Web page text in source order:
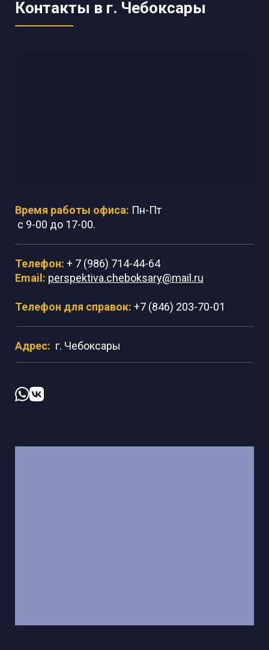
Контакты в г. Чебоксары
Время работы офиса: Пн-Пт
с 9-00 до 17-00.
Телефон: + 7 (986) 714-44-64
Email: perspektiva.cheboksary@mail.ru
Телефон для справок: +7 (846) 203-70-01
Адрес: г. Чебоксары